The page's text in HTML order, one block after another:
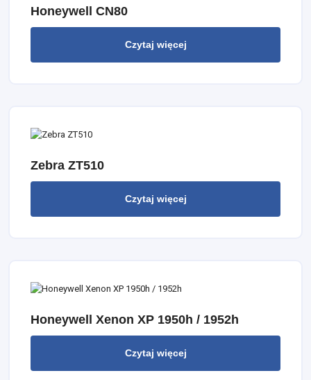
Honeywell CN80
Czytaj więcej
Zebra ZT510
Czytaj więcej
Honeywell Xenon XP 1950h / 1952h
Czytaj więcej